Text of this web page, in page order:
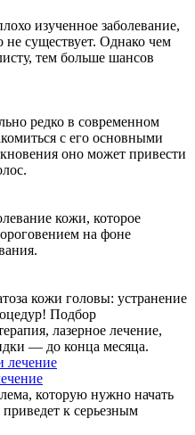
изученное заболевание,
не существует. Однако чем
тем больше шансов
редко в современном
с его основными
оно может привести
кожи, которое
на фоне
кожи головы: устранение
Подбор
лазерное лечение,
— до конца месяца.
которую нужно начать
к серьезным